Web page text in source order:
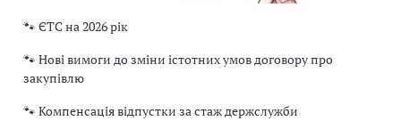
🐾 ЄТС на 2026 рік
🐾 Нові вимоги до зміни істотних умов договору про
закупівлю
🐾 Компенсація відпустки за стаж держслужби